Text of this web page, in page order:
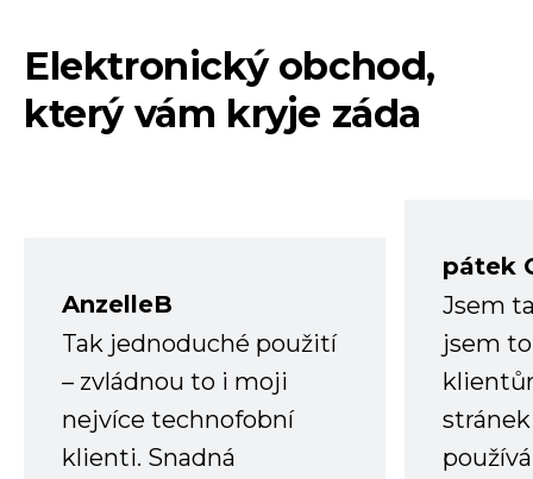
Elektronický obchod,
který vám kryje záda
AnzelleB
Tak jednoduché použití
– zvládnou to i moji
nejvíce technofobní
klienti. Snadná
pátek
Jsem
jsem